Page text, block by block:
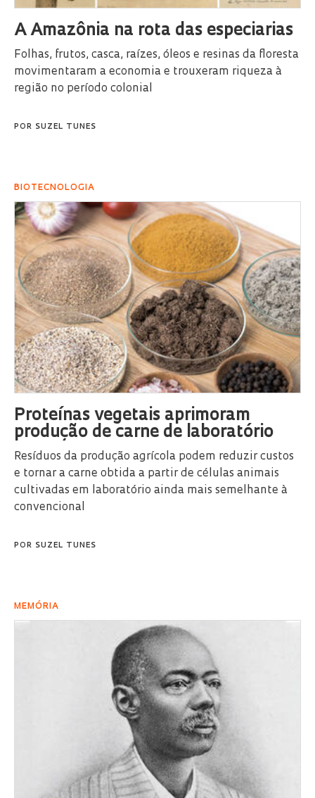
A Amazônia na rota das especiarias
Folhas, frutos, casca, raízes, óleos e resinas da floresta
movimentaram a economia e trouxeram riqueza à
região no período colonial
POR SUZEL TUNES
BIOTECNOLOGIA
Proteínas vegetais aprimoram
produção de carne de laboratório
Resíduos da produção agrícola podem reduzir custos
e tornar a carne obtida a partir de células animais
cultivadas em laboratório ainda mais semelhante à
convencional
POR SUZEL TUNES
MEMÓRIA